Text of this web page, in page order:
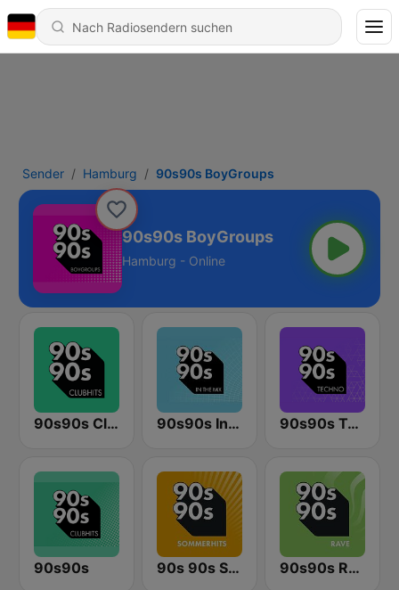
Sender Hamburg 90s90s BoyGroups
90s90s BoyGroups
Hamburg - Online
90s90s Clubhits 90s90s In the Mix 90s90s Techno
90s90s 90s 90s Sommerhits 90s90s Rave